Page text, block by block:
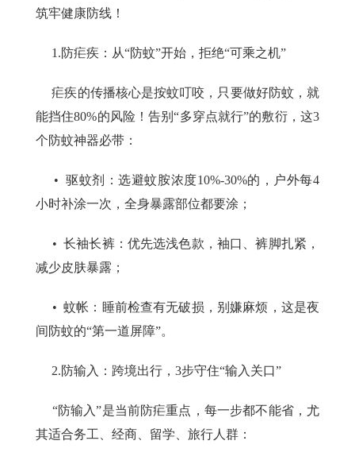
筑牢健康防线！
1.防疟疾：从“防蚊”开始，拒绝“可乘之机”
疟疾的传播核心是按蚊叮咬，只要做好防蚊，就
能挡住80%的风险！告别“多穿点就行”的敷衍，这3
个防蚊神器必带：
• 驱蚊剂：选避蚊胺浓度10%-30%的，户外每4
小时补涂一次，全身暴露部位都要涂；
• 长袖长裤：优先选浅色款，袖口、裤脚扎紧，
减少皮肤暴露；
• 蚊帐：睡前检查有无破损，别嫌麻烦，这是夜
间防蚊的“第一道屏障”。
2.防输入：跨境出行，3步守住“输入关口”
“防输入”是当前防疟重点，每一步都不能省，尤
其适合务工、经商、留学、旅行人群：